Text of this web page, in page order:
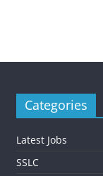
Categories
Latest Jobs
SSLC